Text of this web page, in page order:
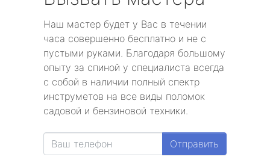
Наш мастер будет у Вас в течении
часа совершенно бесплатно и не с
пустыми руками. Благодаря большому
опыту за спиной у специалиста всегда
с собой в наличии полный спектр
инструметов на все виды поломок
садовой и бензиновой техники.
Отправить